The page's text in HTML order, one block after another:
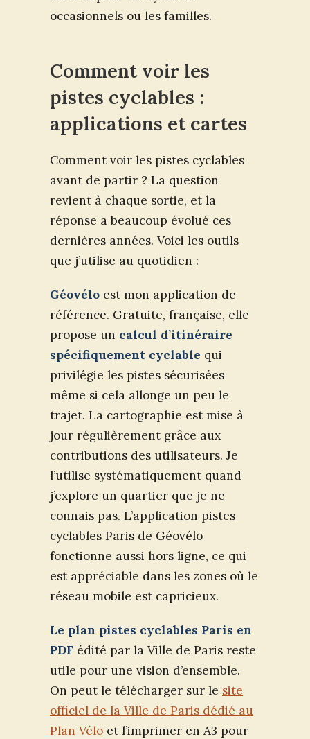
occasionnels ou les familles.
Comment voir les
pistes cyclables :
applications et cartes
Comment voir les pistes cyclables
avant de partir ? La question
revient à chaque sortie, et la
réponse a beaucoup évolué ces
dernières années. Voici les outils
que j’utilise au quotidien :
Géovélo est mon application de
référence. Gratuite, française, elle
propose un calcul d’itinéraire
spécifiquement cyclable qui
privilégie les pistes sécurisées
même si cela allonge un peu le
trajet. La cartographie est mise à
jour régulièrement grâce aux
contributions des utilisateurs. Je
l’utilise systématiquement quand
j’explore un quartier que je ne
connais pas. L’application pistes
cyclables Paris de Géovélo
fonctionne aussi hors ligne, ce qui
est appréciable dans les zones où le
réseau mobile est capricieux.
Le plan pistes cyclables Paris en
PDF édité par la Ville de Paris reste
utile pour une vision d’ensemble.
On peut le télécharger sur le site
officiel de la Ville de Paris dédié au
Plan Vélo et l’imprimer en A3 pour